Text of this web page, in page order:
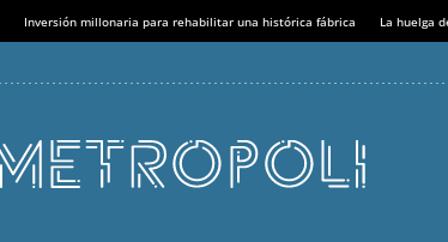
Inversión millonaria para rehabilitar una histórica fábrica La huelga